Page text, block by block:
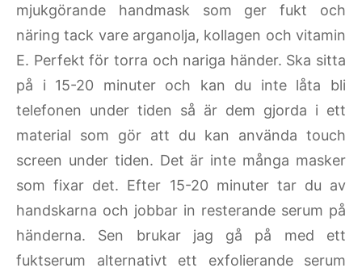
mjukgörande handmask som ger fukt och
näring tack vare arganolja, kollagen och vitamin
E. Perfekt för torra och nariga händer. Ska sitta
på i 15-20 minuter och kan du inte låta bli
telefonen under tiden så är dem gjorda i ett
material som gör att du kan använda touch
screen under tiden. Det är inte många masker
som fixar det. Efter 15-20 minuter tar du av
handskarna och jobbar in resterande serum på
händerna. Sen brukar jag gå på med ett
fuktserum alternativt ett exfolierande serum